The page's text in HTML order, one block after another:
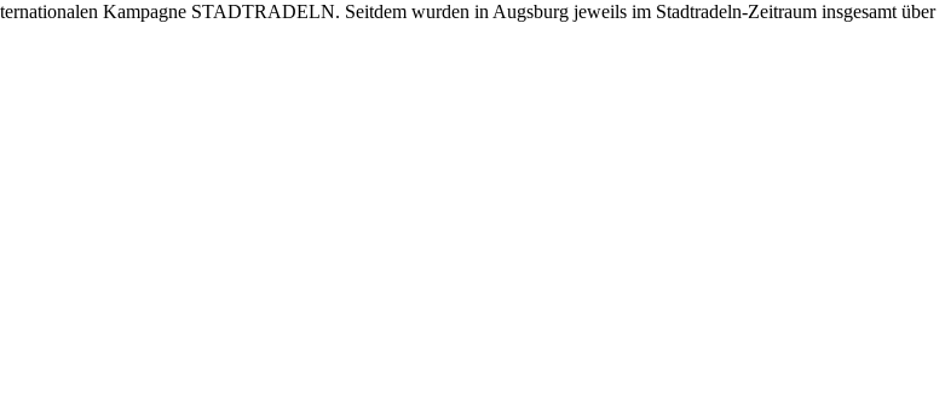
Kampagne STADTRADELN. Seitdem wurden in Augsburg jeweils im Stadtradeln-Zeitraum insgesamt über